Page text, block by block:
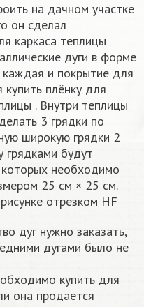
на дачном участке
он сделал
каркаса теплицы
дуги в форме
и покрытие для
плёнку для
. Внутри теплицы
3 грядки по
широкую грядки 2
грядками будут
необходимо
25 см × 25 см.
отрезком HF
дуг нужно заказать,
дугами было не
купить для
она продается